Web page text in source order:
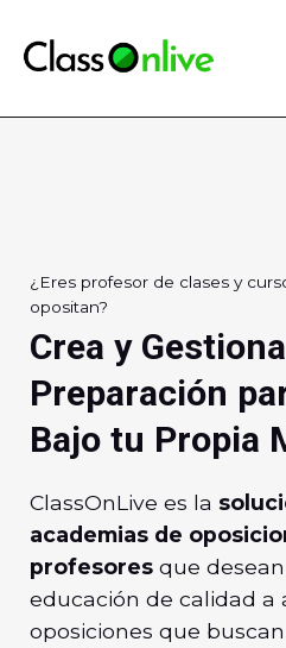
¿Eres profesor de clases y
opositan?
Crea y
Preparación
Bajo tu Propia
ClassOnLive es la
academias de
profesores que
educación de calidad a
oposiciones que